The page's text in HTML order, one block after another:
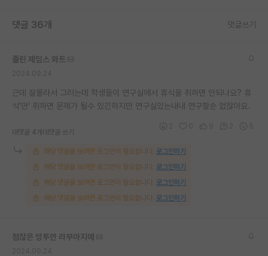
댓글 36개 댓글쓰기
졸린 제임스 와트
근데 잘몰라서 그러는데 학생들이 연구실에서 휴식을 취하면 안되나요? 휴
식'만' 취하면 문제가 될수 있긴하지만 연구실있는내내 연구할순 없잖아요.
대댓글 4개 대댓글 쓰기
해당 댓글을 보려면 로그인이 필요합니다. 로그인하기
해당 댓글을 보려면 로그인이 필요합니다. 로그인하기
해당 댓글을 보려면 로그인이 필요합니다. 로그인하기
해당 댓글을 보려면 로그인이 필요합니다. 로그인하기
점잖은 앙투안 라부아지에